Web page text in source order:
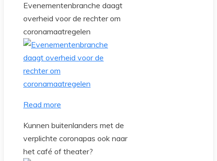
Evenementenbranche daagt
overheid voor de rechter om
coronamaatregelen
Read more
Kunnen buitenlanders met de
verplichte coronapas ook naar
het café of theater?